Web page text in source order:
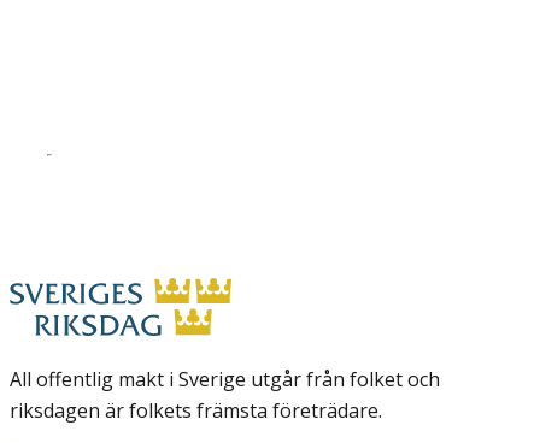
All offentlig makt i Sverige utgår från folket och
riksdagen är folkets främsta företrädare.